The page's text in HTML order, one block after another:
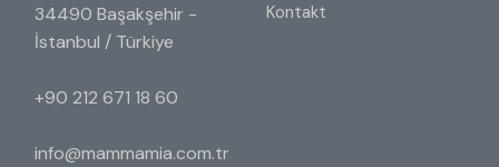
34490 Başakşehir -
İstanbul / Türkiye
+90 212 671 18 60
info@mammamia.com.tr
Kontakt